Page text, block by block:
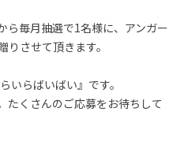
ら毎月抽選で1名様に、アンガー
させて頂きます。
いらばいばい』です。
たくさんのご応募をお待ちして